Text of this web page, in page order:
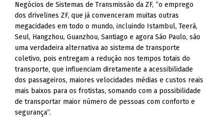
Negócios de Sistemas de Transmissão da ZF, “o emprego
dos drivelines ZF, que já convenceram muitas outras
megacidades em todo o mundo, incluindo Istambul, Teerã,
Seul, Hangzhou, Guanzhou, Santiago e agora São Paulo, são
uma verdadeira alternativa ao sistema de transporte
coletivo, pois entregam a redução nos tempos totais do
transporte, que influenciam diretamente a acessibilidade
dos passageiros, maiores velocidades médias e custos reais
mais baixos para os frotistas, somando com a possibilidade
de transportar maior número de pessoas com conforto e
segurança”.